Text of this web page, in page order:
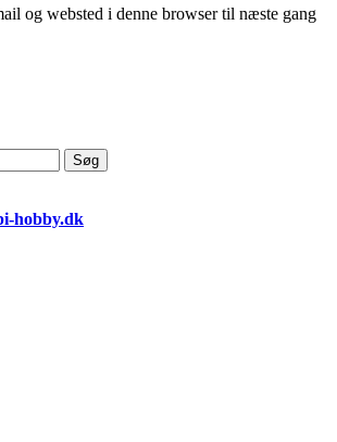
og websted i denne browser til næste gang
hobby.dk